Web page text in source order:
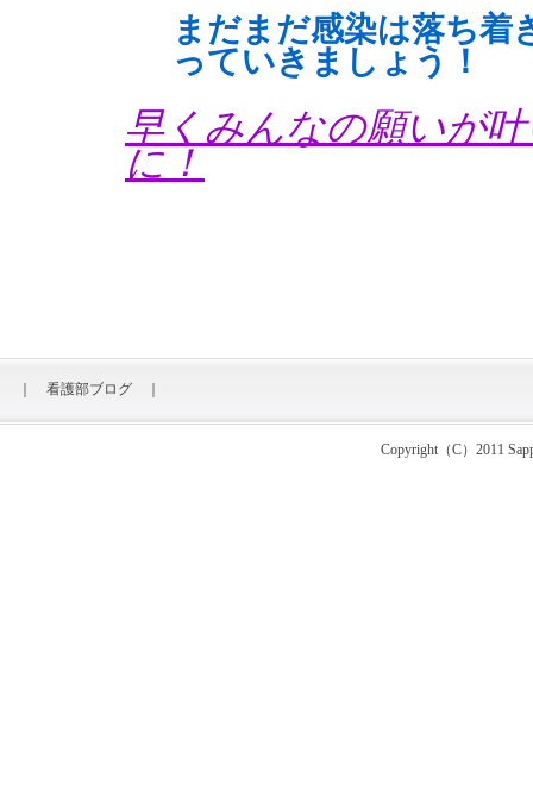
まだまだ感染は落ち着
っていきましょう！
早くみんなの願いが
に！
看護部ブログ
Copyright（C）2011